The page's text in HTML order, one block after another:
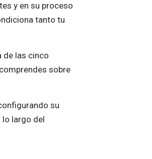
y en su proceso
tanto tu
de las cinco
sobre
su
lo largo del